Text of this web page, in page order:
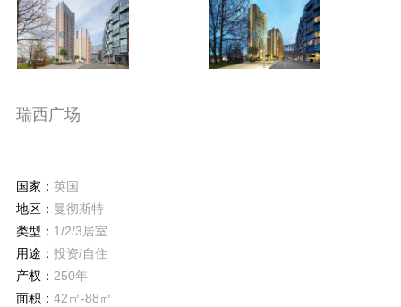
瑞西广场
国家： 英国
地区： 曼彻斯特
类型： 1/2/3居室
用途： 投资/自住
产权： 250年
面积： 42㎡-88㎡